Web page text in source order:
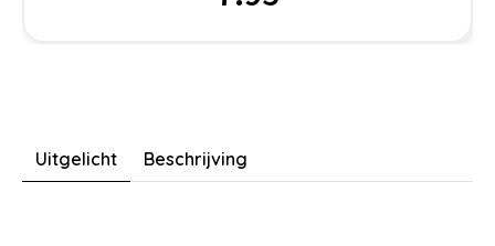
Uitgelicht Beschrijving